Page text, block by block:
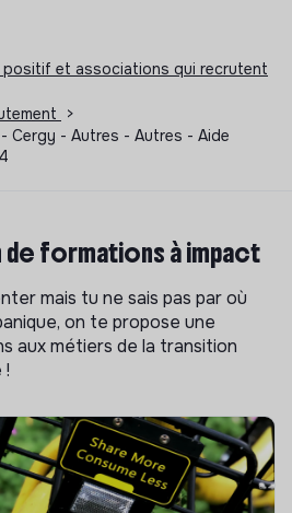
et associations qui recrutent
>
Cergy - Autres - Autres - Aide
formations à impact
mais tu ne sais pas par où
on te propose une
aux métiers de la transition
!